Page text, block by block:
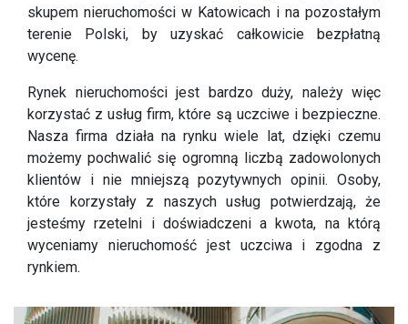
skupem nieruchomości w Katowicach i na pozostałym
terenie Polski, by uzyskać całkowicie bezpłatną
wycenę.
Rynek nieruchomości jest bardzo duży, należy więc
korzystać z usług firm, które są uczciwe i bezpieczne.
Nasza firma działa na rynku wiele lat, dzięki czemu
możemy pochwalić się ogromną liczbą zadowolonych
klientów i nie mniejszą pozytywnych opinii. Osoby,
które korzystały z naszych usług potwierdzają, że
jesteśmy rzetelni i doświadczeni a kwota, na którą
wyceniamy nieruchomość jest uczciwa i zgodna z
rynkiem.